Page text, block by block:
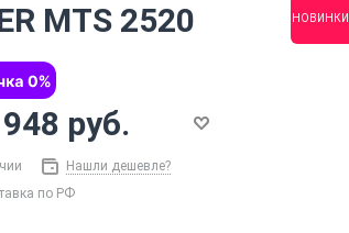
MTS 2520
руб.
Нашли дешевле?
по РФ
НОВИНКИ